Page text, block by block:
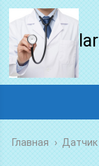
Главная › Датчик